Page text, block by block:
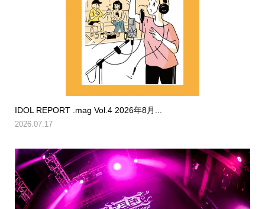
IDOL REPORT .mag Vol.4 2026年8月...
2026.07.17